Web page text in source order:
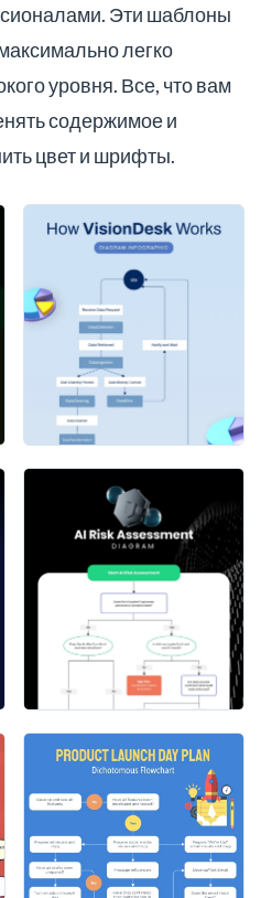
Эти шаблоны
легко
уровня. Все, что вам
содержимое и
цвет и шрифты.